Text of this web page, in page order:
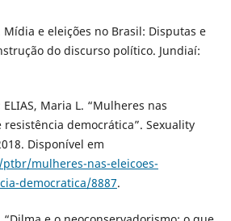
Mídia e eleições no Brasil: Disputas e
do discurso político. Jundiaí:
Maria L. “Mulheres nas
resistência democrática”. Sexuality
Disponível em
mulheres-nas-eleicoes-
democratica/8887.